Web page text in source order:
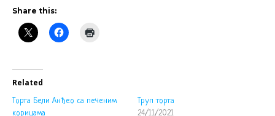
Share this:
Related
Торта Бели Анђео са печеним
корицама
Труп торта
24/11/2021